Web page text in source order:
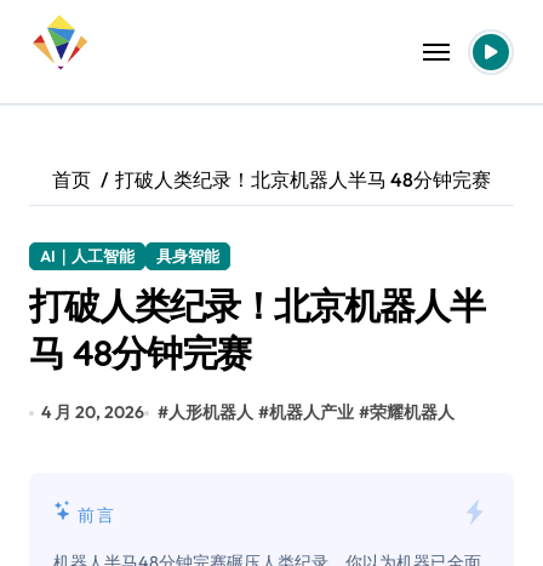
首页 打破人类纪录！北京机器人半马 48分钟完赛
AI｜人工智能 具身智能
打破人类纪录！北京机器人半
马 48分钟完赛
4 月 20, 2026 #人形机器人 #机器人产业 #荣耀机器人
前言